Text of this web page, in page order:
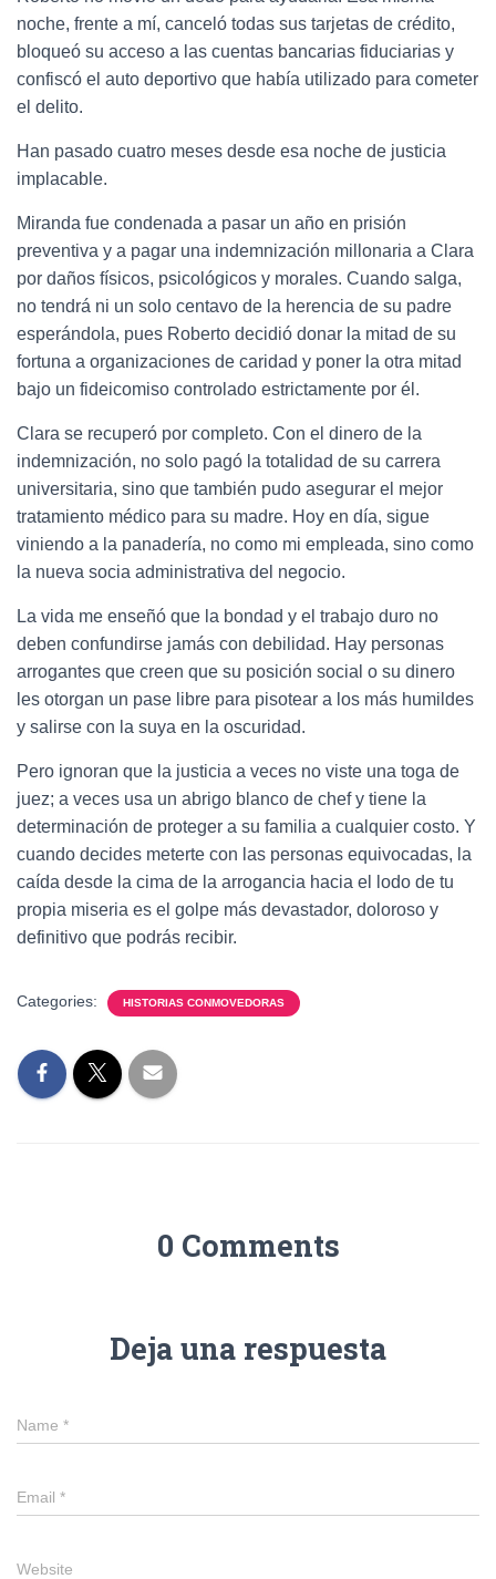
noche, frente a mí, canceló todas sus tarjetas de crédito,
bloqueó su acceso a las cuentas bancarias fiduciarias y
confiscó el auto deportivo que había utilizado para cometer
el delito.
Han pasado cuatro meses desde esa noche de justicia
implacable.
Miranda fue condenada a pasar un año en prisión
preventiva y a pagar una indemnización millonaria a Clara
por daños físicos, psicológicos y morales. Cuando salga,
no tendrá ni un solo centavo de la herencia de su padre
esperándola, pues Roberto decidió donar la mitad de su
fortuna a organizaciones de caridad y poner la otra mitad
bajo un fideicomiso controlado estrictamente por él.
Clara se recuperó por completo. Con el dinero de la
indemnización, no solo pagó la totalidad de su carrera
universitaria, sino que también pudo asegurar el mejor
tratamiento médico para su madre. Hoy en día, sigue
viniendo a la panadería, no como mi empleada, sino como
la nueva socia administrativa del negocio.
La vida me enseñó que la bondad y el trabajo duro no
deben confundirse jamás con debilidad. Hay personas
arrogantes que creen que su posición social o su dinero
les otorgan un pase libre para pisotear a los más humildes
y salirse con la suya en la oscuridad.
Pero ignoran que la justicia a veces no viste una toga de
juez; a veces usa un abrigo blanco de chef y tiene la
determinación de proteger a su familia a cualquier costo. Y
cuando decides meterte con las personas equivocadas, la
caída desde la cima de la arrogancia hacia el lodo de tu
propia miseria es el golpe más devastador, doloroso y
definitivo que podrás recibir.
Categories: HISTORIAS CONMOVEDORAS
0 Comments
Deja una respuesta
Name *
Email *
Website